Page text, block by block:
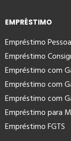
EMPRÉSTIMO
Empréstimo
Empréstimo
Empréstimo com
Empréstimo com
Empréstimo com
Empréstimo para
Empréstimo FGTS